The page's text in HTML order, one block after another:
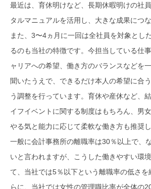
最近は、育休明けなど、長期休暇明けの社
タルマニュアルを活用し、大きな成果につな
また、3〜4ヵ月に一回は全社員を対象とし
るのも当社の特徴です。今担当している仕
ャリアへの希望、働き方のバランスなどを
聞いたうえで、できるだけ本人の希望に合
う調整を行っています。育休や産休など、
イフイベントに関する制度はもちろん、男
やる気と能力に応じて柔軟な働き方も推奨し
一般に会計事務所の離職率は30％以上で、
いと言われますが、こうした働きやすい環
て、当社では5％以下という離職率の低さを
らに、当社では女性の管理職比率が全体の